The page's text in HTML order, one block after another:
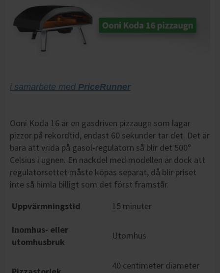
i samarbete med PriceRunner
Ooni Koda 16 är en gasdriven pizzaugn som lagar
pizzor på rekordtid, endast 60 sekunder tar det. Det är
bara att vrida på gasol-regulatorn så blir det 500°
Celsius i ugnen. En nackdel med modellen är dock att
regulatorsettet måste köpas separat, då blir priset
inte så himla billigt som det först framstår.
Uppvärmningstid
15 minuter
Inomhus- eller
utomhusbruk
Utomhus
40 centimeter diameter